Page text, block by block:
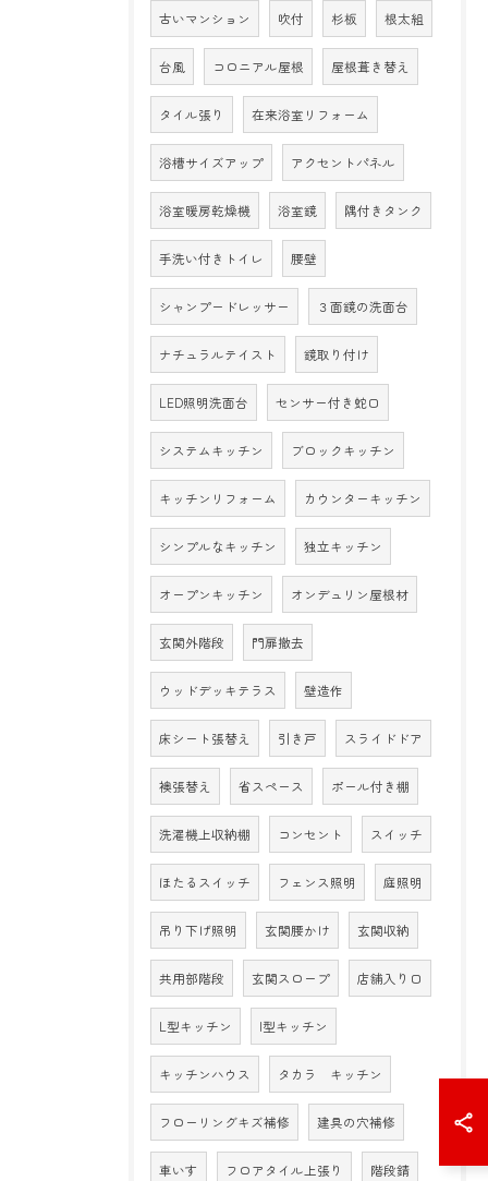
古いマンション 吹付 杉板 根太組
台風 コロニアル屋根 屋根葺き替え
タイル張り 在来浴室リフォーム
浴槽サイズアップ アクセントパネル
浴室暖房乾燥機 浴室鏡 隅付きタンク
手洗い付きトイレ 腰壁
シャンプードレッサー ３面鏡の洗面台
ナチュラルテイスト 鏡取り付け
LED照明洗面台 センサー付き蛇口
システムキッチン ブロックキッチン
キッチンリフォーム カウンターキッチン
シンプルなキッチン 独立キッチン
オープンキッチン オンデュリン屋根材
玄関外階段 門扉撤去
ウッドデッキテラス 壁造作
床シート張替え 引き戸 スライドドア
襖張替え 省スペース ポール付き棚
洗濯機上収納棚 コンセント スイッチ
ほたるスイッチ フェンス照明 庭照明
吊り下げ照明 玄関腰かけ 玄関収納
共用部階段 玄関スロープ 店舗入り口
L型キッチン I型キッチン
キッチンハウス タカラ キッチン
フローリングキズ補修 建具の穴補修
車いす フロアタイル上張り 階段錆